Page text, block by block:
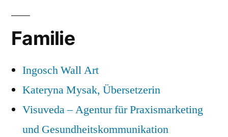
Familie
Ingosch Wall Art
Kateryna Mysak, Übersetzerin
Visuveda – Agentur für Praxismarketing
und Gesundheitskommunikation